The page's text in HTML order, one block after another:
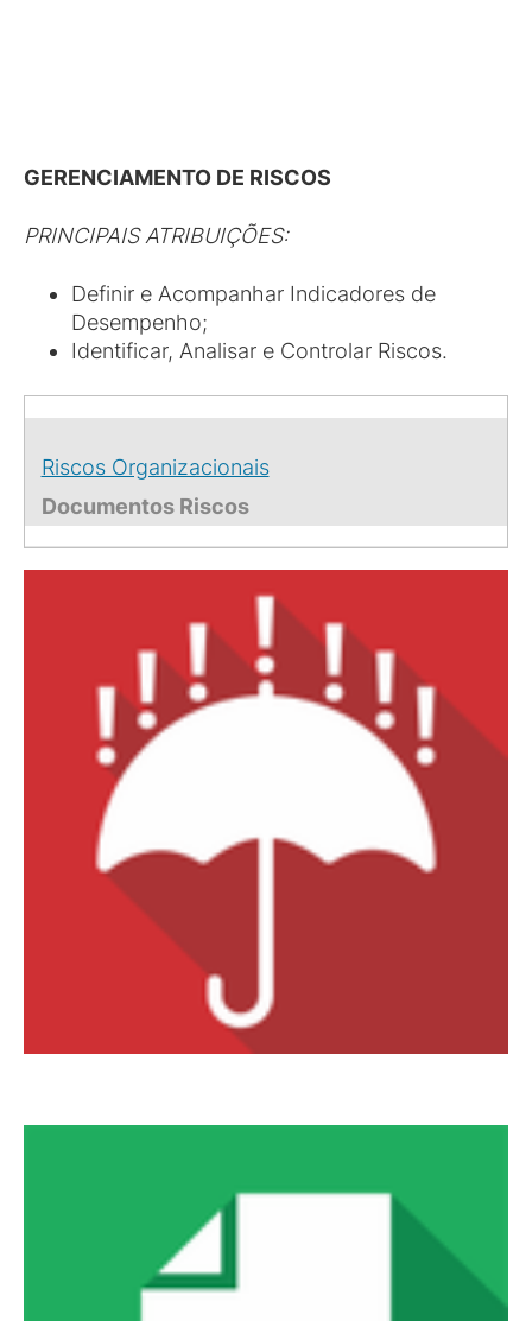
GERENCIAMENTO DE RISCOS
PRINCIPAIS ATRIBUIÇÕES:
Definir e Acompanhar Indicadores de
Desempenho;
Identificar, Analisar e Controlar Riscos.
Riscos Organizacionais
Documentos Riscos